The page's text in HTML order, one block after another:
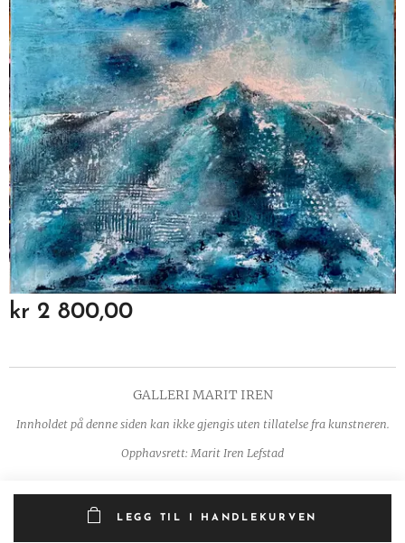
kr 2 800,00
LEGG TIL I HANDLEKURVEN
GALLERI MARIT IREN
Innholdet på denne siden kan ikke gjengis uten tillatelse fra kunstneren.
Opphavsrett: Marit Iren Lefstad